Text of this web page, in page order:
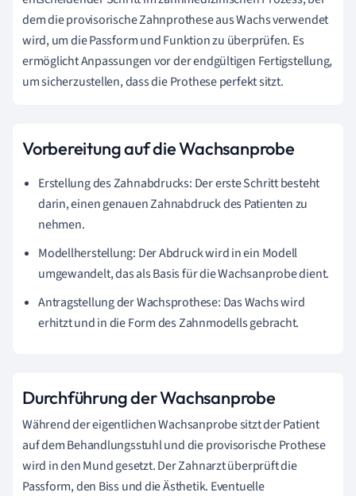
dem die provisorische Zahnprothese aus Wachs verwendet
wird, um die Passform und Funktion zu überprüfen. Es
ermöglicht Anpassungen vor der endgültigen Fertigstellung,
um sicherzustellen, dass die Prothese perfekt sitzt.
Vorbereitung auf die Wachsanprobe
Erstellung des Zahnabdrucks: Der erste Schritt besteht
darin, einen genauen Zahnabdruck des Patienten zu
nehmen.
Modellherstellung: Der Abdruck wird in ein Modell
umgewandelt, das als Basis für die Wachsanprobe dient.
Antragstellung der Wachsprothese: Das Wachs wird
erhitzt und in die Form des Zahnmodells gebracht.
Durchführung der Wachsanprobe
Während der eigentlichen Wachsanprobe sitzt der Patient
auf dem Behandlungsstuhl und die provisorische Prothese
wird in den Mund gesetzt. Der Zahnarzt überprüft die
Passform, den Biss und die Ästhetik. Eventuelle